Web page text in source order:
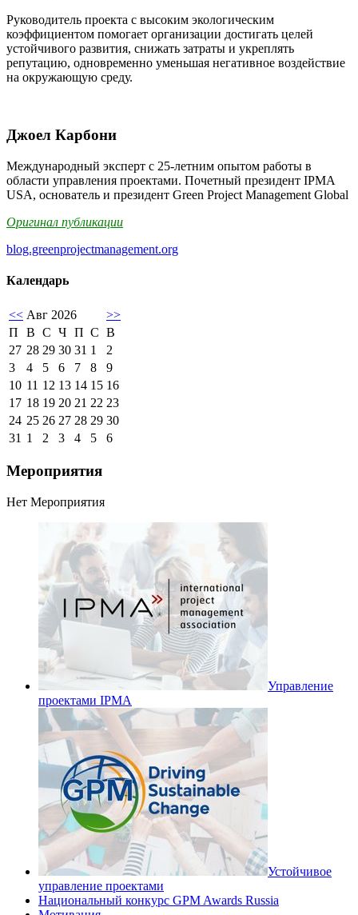
Руководитель проекта с высоким экологическим
коэффициентом помогает организации достигать целей
устойчивого развития, снижать затраты и укреплять
репутацию, одновременно уменьшая негативное воздействие
на окружающую среду.
Джоел Карбони
Международный эксперт с 25-летним опытом работы в
области управления проектами. Почетный президент IPMA
USA, основатель и президент Green Project Management Global
Оригинал публикации
blog.greenprojectmanagement.org
Календарь
<< Авг 2026
>>
П
В С Ч П С В
27 28 29 30 31 1
2
3
4 5 6 7 8
9
10 11 12 13 14 15 16
17 18 19 20 21 22 23
24 25 26 27 28 29 30
31 1 2 3 4 5 6
Мероприятия
Нет Мероприятия
Управление
проектами IPMA
Устойчивое
управление проектами
Национальный конкурс GPM Awards Russia